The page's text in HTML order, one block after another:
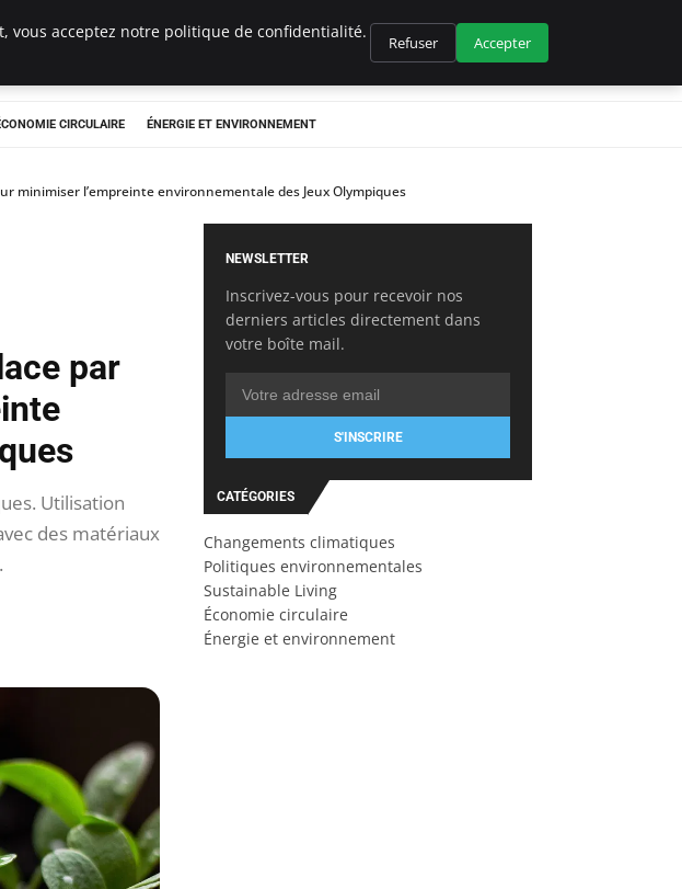
CIRCULAIRE ÉNERGIE ET ENVIRONNEMENT
minimiser l’empreinte environnementale des Jeux Olympiques
par
Utilisation
des matériaux
NEWSLETTER
Inscrivez-vous pour recevoir nos
derniers articles directement dans
votre boîte mail.
S'INSCRIRE
CATÉGORIES
Changements climatiques
Politiques environnementales
Sustainable Living
Économie circulaire
Énergie et environnement
vous acceptez notre politique de confidentialité.
Refuser Accepter